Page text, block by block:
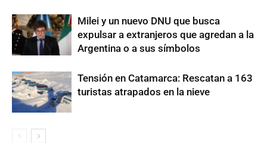
Milei y un nuevo DNU que busca
expulsar a extranjeros que agredan a la
Argentina o a sus símbolos
Tensión en Catamarca: Rescatan a 163
turistas atrapados en la nieve